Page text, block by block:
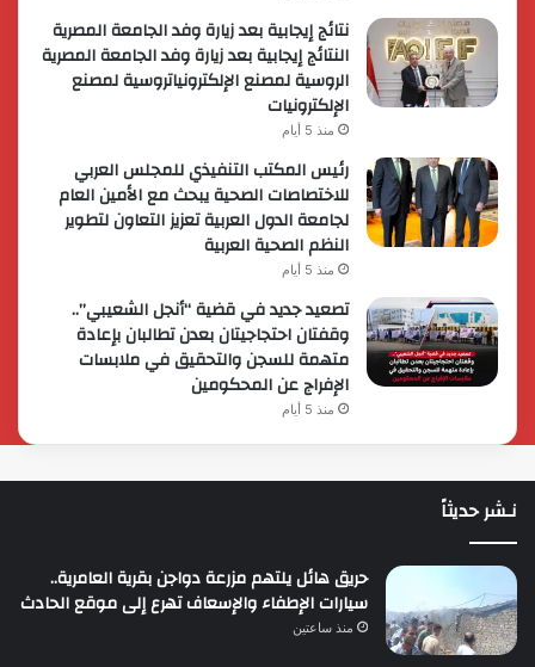
نتائج إيجابية بعد زيارة وفد الجامعة المصرية
النتائج إيجابية بعد زيارة وفد الجامعة المصرية
الروسية لمصنع الإلكترونياتروسية لمصنع
الإلكترونيات
منذ 5 أيام
رئيس المكتب التنفيذي للمجلس العربي
للاختصاصات الصحية يبحث مع الأمين العام
لجامعة الدول العربية تعزيز التعاون لتطوير
النظم الصحية العربية
منذ 5 أيام
تصعيد جديد في قضية “أنجل الشعيبي”..
وقفتان احتجاجيتان بعدن تطالبان بإعادة
متهمة للسجن والتحقيق في ملابسات
الإفراج عن المحكومين
منذ 5 أيام
نـشر حديثاً
حريق هائل يلتهم مزرعة دواجن بقرية العامرية..
سيارات الإطفاء والإسعاف تهرع إلى موقع الحادث
منذ ساعتين